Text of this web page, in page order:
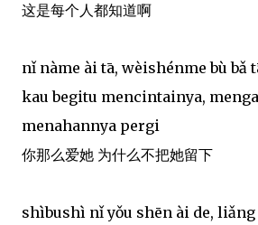
这是每个人都知道啊
nǐ nàme ài tā, wèishénme bù bǎ
kau begitu mencintainya,
menahannya pergi
你那么爱她 为什么不把她留下
shìbushì nǐ yǒu shēn ài de, liǎng